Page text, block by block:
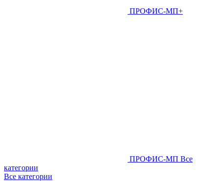
ПРОФИС-МП+
ПРОФИС-МП Все
категории
Все категории